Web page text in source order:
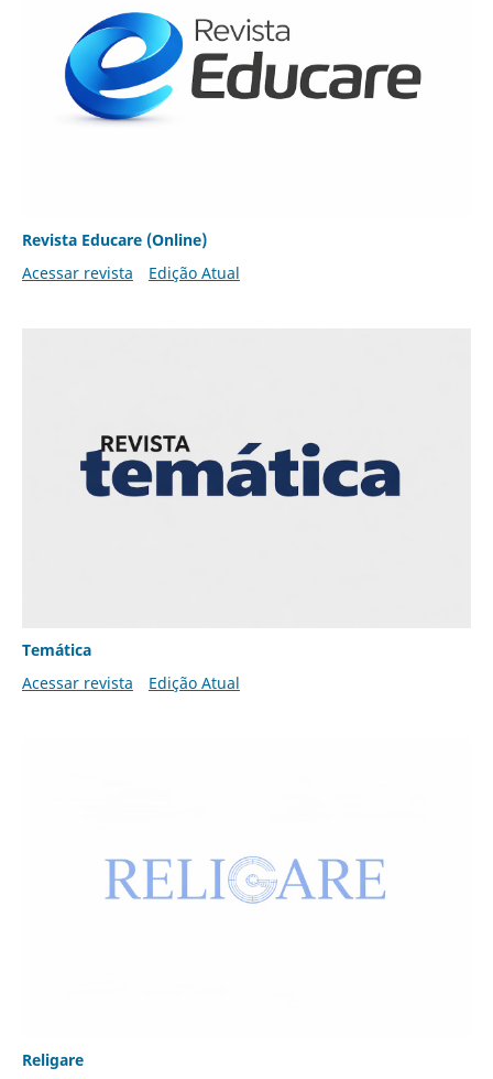
Revista Educare (Online)
Acessar revista
Edição Atual
Temática
Acessar revista
Edição Atual
Religare